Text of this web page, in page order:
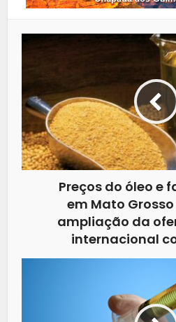
Preços do óleo e
em Mato
ampliação da
internacional